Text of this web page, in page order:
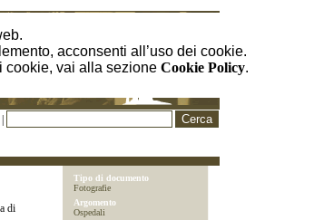
acconsenti all’uso dei cookie.
cookie, vai alla sezione Cookie Policy.
di
Tipo di documento
Fotografie
Argomento
Ospedali